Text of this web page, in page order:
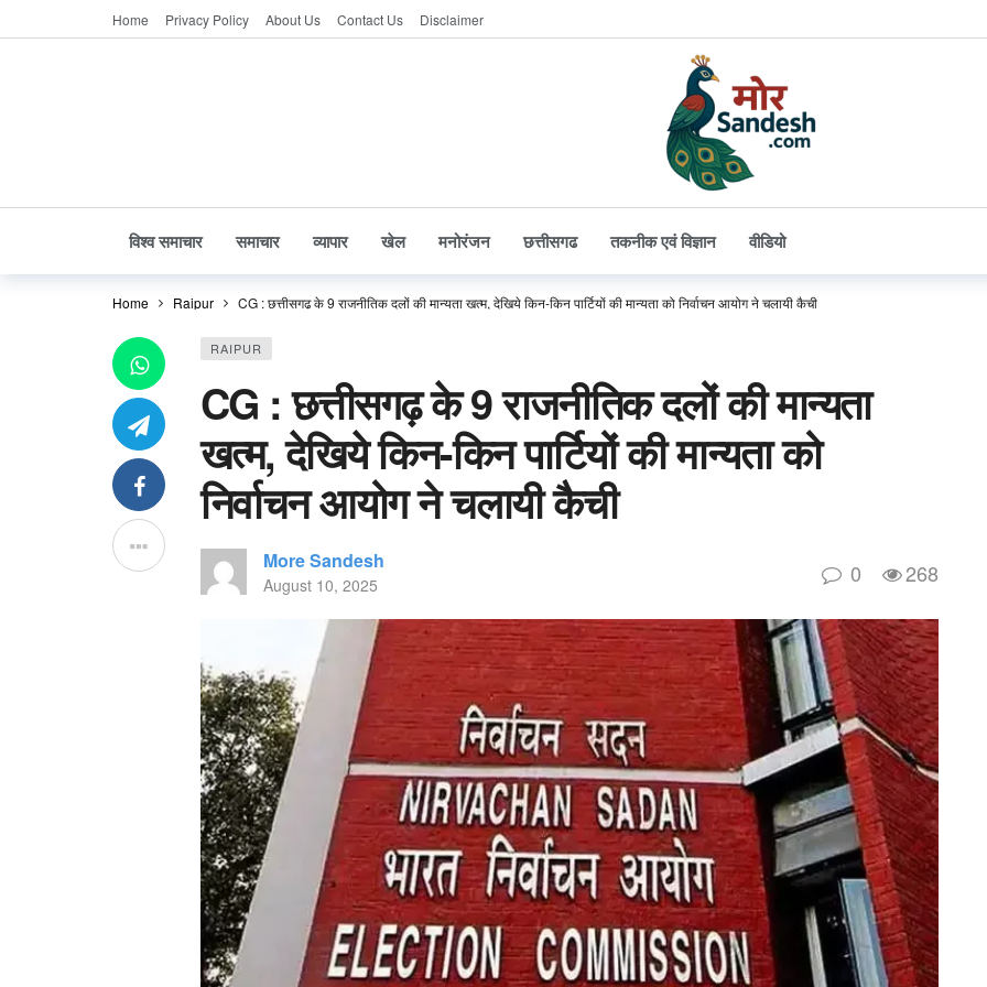
Home Privacy Policy About Us Contact Us Disclaimer
विश्व समाचार समाचार व्यापार खेल मनोरंजन छत्तीसगढ तकनीक एवं विज्ञान वीडियो
Home Raipur CG : छत्तीसगढ़ के 9 राजनीतिक दलों की मान्यता खत्म, देखिये किन-किन पार्टियों की मान्यता को निर्वाचन आयोग ने चलायी कैची
RAIPUR
CG : छत्तीसगढ़ के 9 राजनीतिक दलों की मान्यता
खत्म, देखिये किन-किन पार्टियों की मान्यता को
निर्वाचन आयोग ने चलायी कैची
More Sandesh
August 10, 2025 0 268